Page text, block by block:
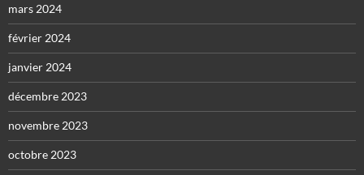
mars 2024
février 2024
janvier 2024
décembre 2023
novembre 2023
octobre 2023